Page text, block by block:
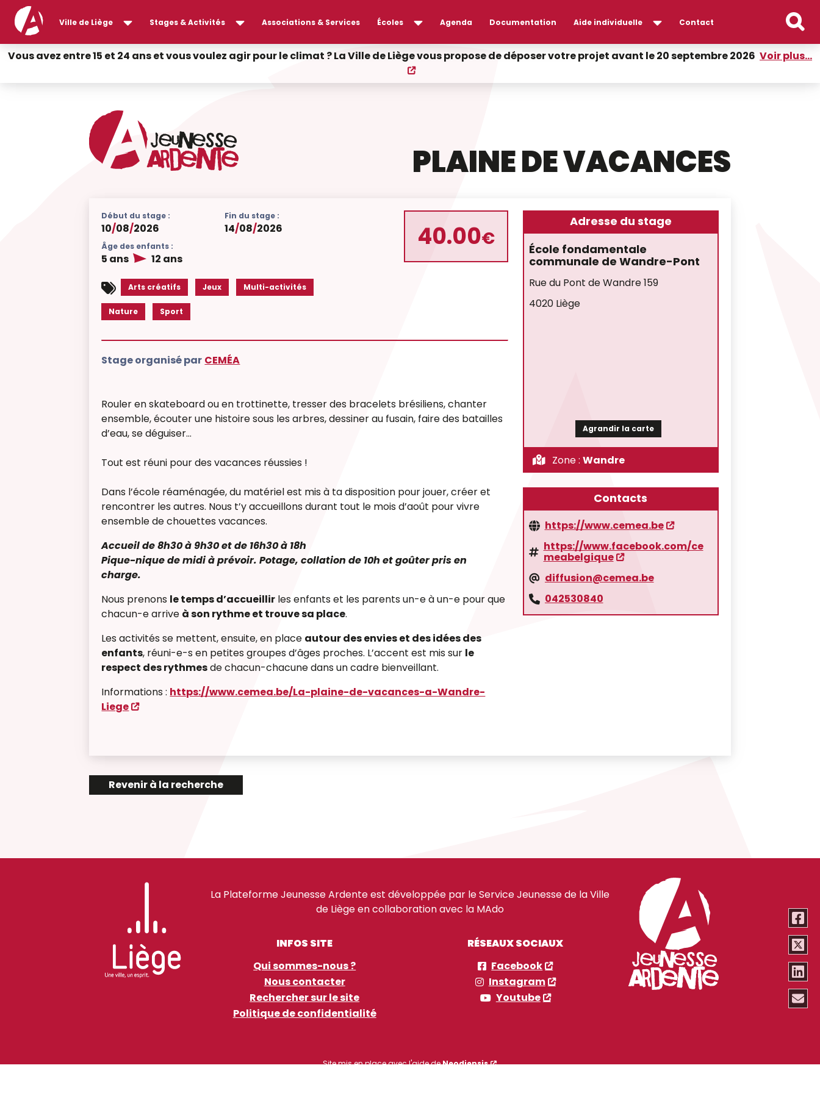
Ville de Liège Stages & Activités Associations & Services Écoles Agenda Documentation Aide individuelle Contact
Vous avez entre 15 et 24 ans et vous voulez agir pour le climat ? La Ville de Liège vous propose de déposer votre projet avant le 20 septembre 2026 Voir plus...
PLAINE DE VACANCES
Début du stage :
10/08/2026
Fin du stage :
14/08/2026
Âge des enfants :
5 ans 12 ans
Arts créatifs Jeux Multi-activités
Nature Sport
40.00€
Stage organisé par CEMÉA
Rouler en skateboard ou en trottinette, tresser des bracelets brésiliens, chanter
ensemble, écouter une histoire sous les arbres, dessiner au fusain, faire des batailles
d’eau, se déguiser…
Tout est réuni pour des vacances réussies !
Dans l’école réaménagée, du matériel est mis à ta disposition pour jouer, créer et
rencontrer les autres. Nous t’y accueillons durant tout le mois d’août pour vivre
ensemble de chouettes vacances.
Accueil de 8h30 à 9h30 et de 16h30 à 18h
Pique-nique de midi à prévoir. Potage, collation de 10h et goûter pris en
charge.
Nous prenons le temps d’accueillir les enfants et les parents un-e à un-e pour que
chacun-e arrive à son rythme et trouve sa place.
Les activités se mettent, ensuite, en place autour des envies et des idées des
enfants, réuni-e-s en petites groupes d’âges proches. L’accent est mis sur le
respect des rythmesde chacun-chacune dans un cadre bienveillant.
Informations : https://www.cemea.be/La-plaine-de-vacances-a-Wandre-
Liege
Adresse du stage
École fondamentale
communale de Wandre-Pont
Rue du Pont de Wandre 159
4020 Liège
Agrandir la carte
Zone : Wandre
Contacts
https://www.cemea.be
https://www.facebook.com/ce
meabelgique
diffusion@cemea.be
042530840
Revenir à la recherche
La Plateforme Jeunesse Ardente est développée par le Service Jeunesse de la Ville
de Liège en collaboration avec la MAdo
INFOS SITE
Qui sommes-nous ?
Nous contacter
Rechercher sur le site
Politique de confidentialité
RÉSEAUX SOCIAUX
Facebook
Instagram
Youtube
Site mis en place avec l'aide deNeodiensis